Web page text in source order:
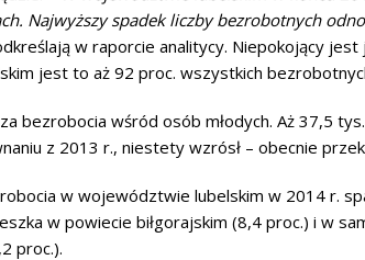
Najwyższy spadek liczby bezrobotnych
w raporcie analitycy. Niepokojący
jest to aż 92 proc. wszystkich
bezrobocia wśród osób młodych. Aż 37,5
z 2013 r., niestety wzrósł – obecnie
w województwie lubelskim w 2014 r.
w powiecie biłgorajskim (8,4 proc.) i w
proc.).